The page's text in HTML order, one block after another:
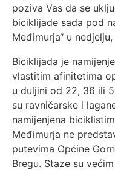
poziva Vas da se
biciklijade sada pod
Međimurja“ u
Biciklijada je
vlastitim afinitetima
u duljini od 22, 36 ili
su ravničarske i
namijenjena
Međimurja ne
putevima Općine
Bregu. Staze su